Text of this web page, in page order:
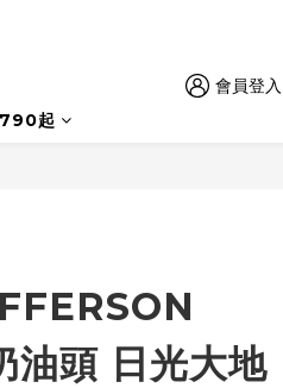
會員登入
起
油頭 日光大地